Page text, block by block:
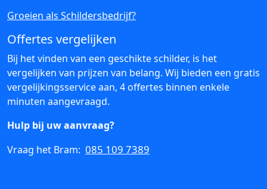
Groeien als Schildersbedrijf?
Offertes vergelijken
Bij het vinden van een geschikte schilder, is het
vergelijken van prijzen van belang. Wij bieden een gratis
vergelijkingsservice aan, 4 offertes binnen enkele
minuten aangevraagd.
Hulp bij uw aanvraag?
Vraag het Bram: 085 109 7389